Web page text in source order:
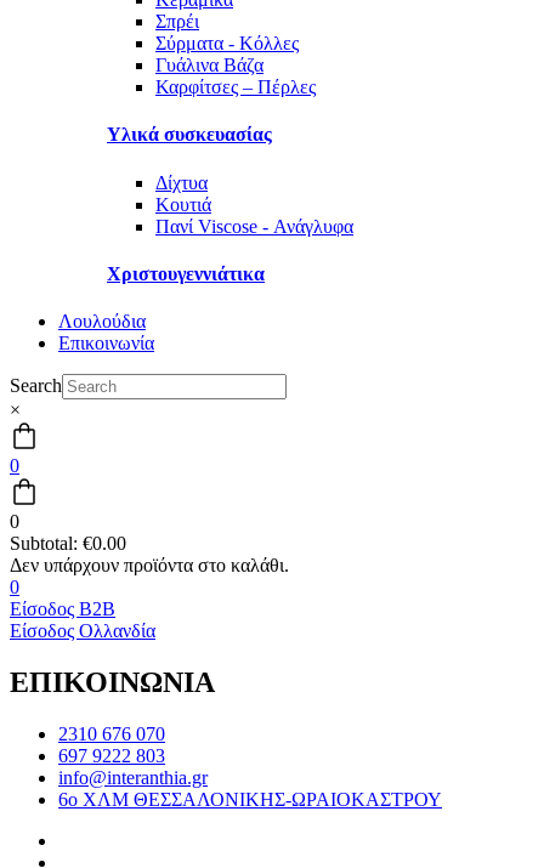
Σπρέι
Σύρματα - Κόλλες
Γυάλινα Βάζα
Καρφίτσες – Πέρλες
Υλικά συσκευασίας
Δίχτυα
Κουτιά
Πανί Viscose - Ανάγλυφα
Χριστουγεννιάτικα
Λουλούδια
Επικοινωνία
Search
×
0
0
Subtotal: €0.00
0
Είσοδος B2B
Είσοδος Ολλανδία
ΕΠΙΚΟΙΝΩΝΙΑ
2310 676 070
697 9222 803
info@interanthia.gr
6ο ΧΛΜ ΘΕΣΣΑΛΟΝΙΚΗΣ-ΩΡΑΙΟΚΑΣΤΡΟΥ